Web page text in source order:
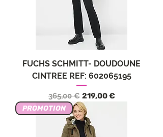
FUCHS SCHMITT- DOUDOUNE
CINTREE REF: 602065195
Precio
365,00 € Precio de oferta
219,00 €
PROMOTION